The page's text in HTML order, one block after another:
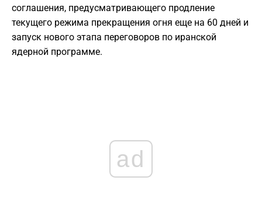
соглашения, предусматривающего продление
текущего режима прекращения огня еще на 60 дней и
запуск нового этапа переговоров по иранской
ядерной программе.
ad